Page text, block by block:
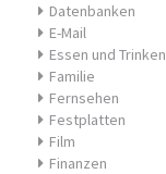
Datenbanken
E-Mail
Essen und Trinken
Familie
Fernsehen
Festplatten
Film
Finanzen